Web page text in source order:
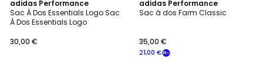
adidas Performance
Sac À Dos Essentials Logo Sac
À Dos Essentials Logo
30,00 €
2
Couleurs
adidas Performance
Sac à dos Farm Classic
21,00 €
35,00 €
5
/